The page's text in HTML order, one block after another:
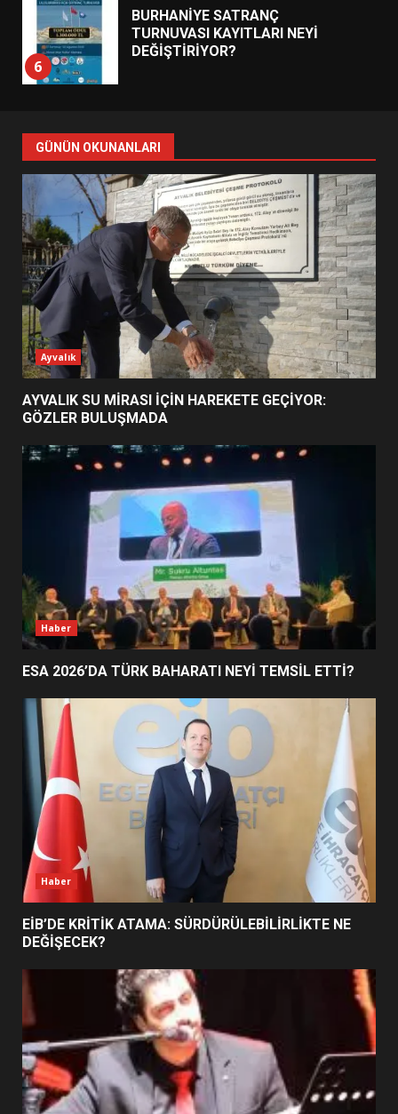
6
BURHANİYE SATRANÇ
TURNUVASI KAYITLARI NEYİ
DEĞİŞTİRİYOR?
7
YENİ YÖNETİM NASIL
ŞEKİLLENDİ?
1
AYVALIK SU MİRASI İÇİN
HAREKETE GEÇİYOR: GÖZLER
BULUŞMADA
2
ESA 2026’DA TÜRK BAHARATI
NEYİ TEMSİL ETTİ?
EİB’DE KRİTİK ATAMA:
SÜRDÜRÜLEBİLİRLİKTE NE
DEĞİŞECEK?
4
EDREMİT’İN GURURU TÜRKİYE
FİNALİNDE NE BAŞARDI?
5
UZATILDI: NE DEĞİŞTİ?
6
BURHANİYE SATRANÇ
TURNUVASI KAYITLARI NEYİ
DEĞİŞTİRİYOR?
BURHANİYE BELEDİYESPOR’DA
YENİ YÖNETİM NASIL
GÜNÜN OKUNANLARI
Ayvalık
AYVALIK SU MİRASI İÇİN HAREKETE GEÇİYOR:
GÖZLER BULUŞMADA
Haber
ESA 2026’DA TÜRK BAHARATI NEYİ TEMSİL ETTİ?
Haber
EİB’DE KRİTİK ATAMA: SÜRDÜRÜLEBİLİRLİKTE NE
DEĞİŞECEK?